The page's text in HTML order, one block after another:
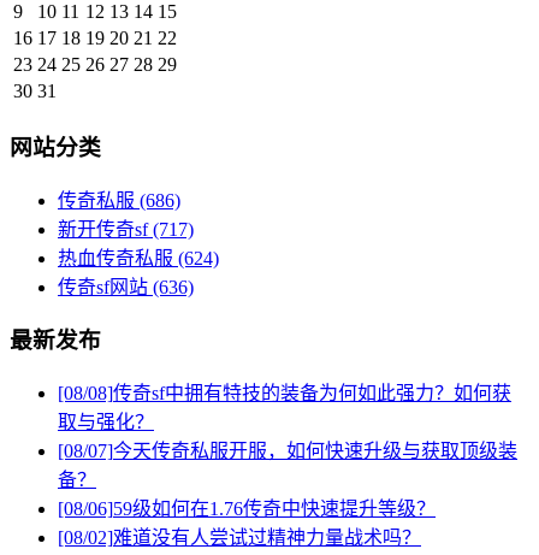
9
10 11 12 13 14 15
16 17 18 19 20 21 22
23 24 25 26 27 28 29
30 31
网站分类
传奇私服 (686)
新开传奇sf(717)
热血传奇私服 (624)
传奇sf网站 (636)
最新发布
[08/08]传奇sf中拥有特技的装备为何如此强力？如何获
取与强化？
[08/07]今天传奇私服开服，如何快速升级与获取顶级装
备？
[08/06]59级如何在1.76传奇中快速提升等级？
[08/02]难道没有人尝试过精神力量战术吗？